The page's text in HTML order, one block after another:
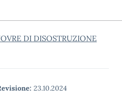
DI DISOSTRUZIONE
23.10.2024